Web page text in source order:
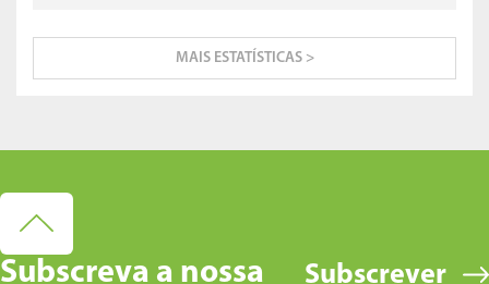
MAIS ESTATÍSTICAS >
Subscreva a nossa Subscrever